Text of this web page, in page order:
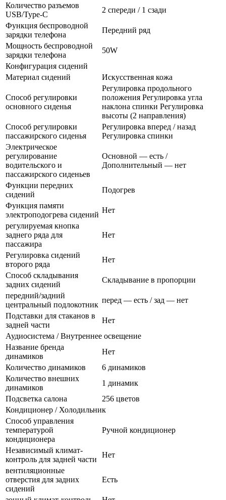
Количество разъемов
USB/Type-C
2 спереди / 1 сзади
Функция беспроводной
зарядки телефона
Передний ряд
Мощность беспроводной
зарядки телефона
50W
Конфигурация сидений
Материал сидений
Искусственная кожа
Способ регулировки
основного сиденья
Регулировка продольного
положения Регулировка угла
наклона спинки Регулировка
высоты (2 направления)
Способ регулировки
пассажирского сиденья
Регулировка вперед / назад
Регулировка спинки
Электрическое
регулирование
водительского и
пассажирского сиденьев
Основной — есть /
Дополнительный — нет
Функции передних
сидений
Подогрев
Функция памяти
электроподогрева сидений
Нет
регулируемая кнопка
заднего ряда для
пассажира
Нет
Регулировка сидений
второго ряда
Нет
Способ складывания
задних сидений
Складывание в пропорции
передний/задний
центральный подлокотник
перед — есть / зад — нет
Подставки для стаканов в
задней части
Нет
Аудиосистема / Внутреннее освещение
Название бренда
динамиков
Нет
Количество динамиков
6 динамиков
Количество внешних
динамиков
1 динамик
Подсветка салона
256 цветов
Кондиционер / Холодильник
Способ управления
температурой
кондиционера
Ручной кондиционер
Независимый климат-
контроль для задней части
Нет
вентиляционные
отверстия для задних
сидений
Есть